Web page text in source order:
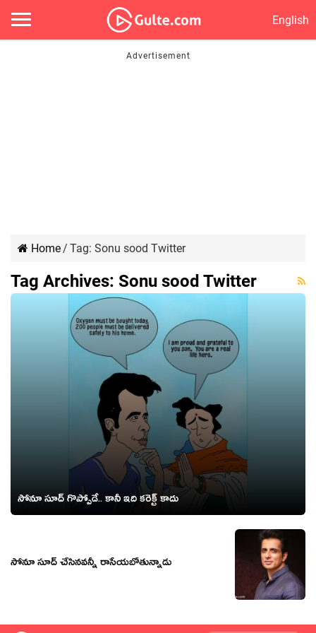
English
Home/ Tag: Sonu sood Twitter
Tag Archives: Sonu sood Twitter
సోనూ సూద్ గొప్పోడే.. కానీ ఇది కరెక్ట్ కాదు
సోనూ సూద్ చేసినవన్నీ రాసేయబోతున్నాడు